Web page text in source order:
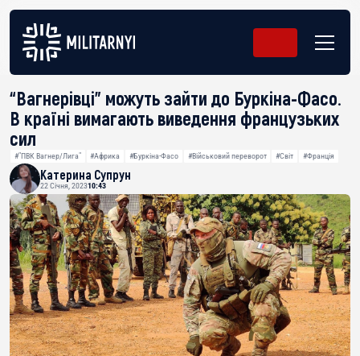
“Вагнерівці” можуть зайти до Буркіна-Фасо.
В країні вимагають виведення французьких
сил
#"ПВК Вагнер/Лига" #Африка #Буркіна-Фасо #Військовий переворот #Світ #Франція
Катерина Супрун
22 Січня, 202310:43